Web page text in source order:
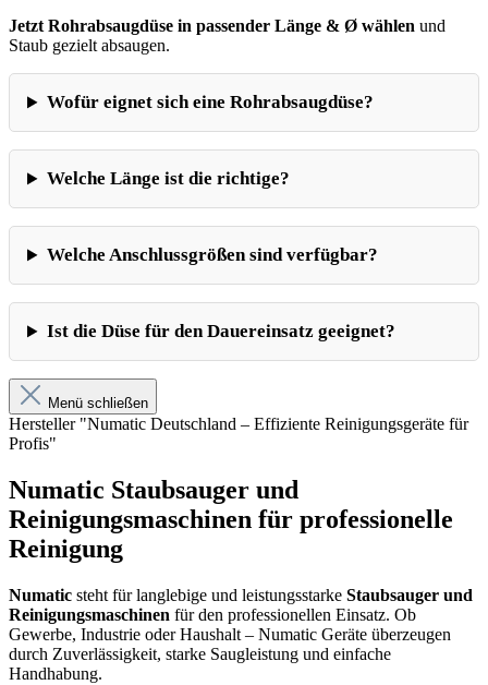
Jetzt Rohrabsaugdüse in passender Länge & Ø wählen und
Staub gezielt absaugen.
Wofür eignet sich eine Rohrabsaugdüse?
Welche Länge ist die richtige?
Welche Anschlussgrößen sind verfügbar?
Ist die Düse für den Dauereinsatz geeignet?
Menü schließen
Hersteller "Numatic Deutschland – Effiziente Reinigungsgeräte für
Profis"
Numatic Staubsauger und
Reinigungsmaschinen für professionelle
Reinigung
Numatic steht für langlebige und leistungsstarke Staubsauger und
Reinigungsmaschinen für den professionellen Einsatz. Ob
Gewerbe, Industrie oder Haushalt – Numatic Geräte überzeugen
durch Zuverlässigkeit, starke Saugleistung und einfache
Handhabung.